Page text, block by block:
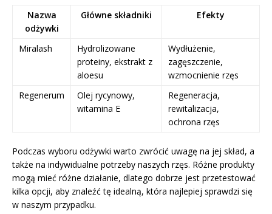
Nazwa
odżywki
Główne składniki Efekty
Miralash
Hydrolizowane
proteiny, ekstrakt z
aloesu
Wydłużenie,
zagęszczenie,
wzmocnienie rzęs
Regenerum
Olej rycynowy,
witamina E
Regeneracja,
rewitalizacja,
ochrona rzęs
Podczas wyboru odżywki warto zwrócić uwagę na jej skład, a
także na indywidualne potrzeby naszych rzęs. Różne produkty
mogą mieć różne działanie, dlatego dobrze jest przetestować
kilka opcji, aby znaleźć tę idealną, która najlepiej sprawdzi się
w naszym przypadku.